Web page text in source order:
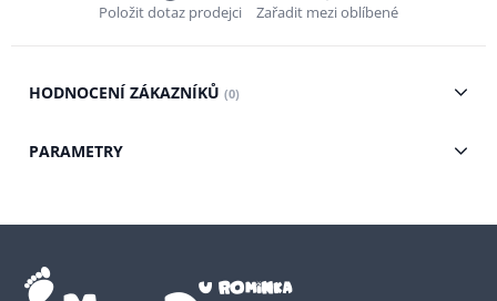
Položit dotaz prodejci Zařadit mezi oblíbené
HODNOCENÍ ZÁKAZNÍKŮ (0)
PARAMETRY